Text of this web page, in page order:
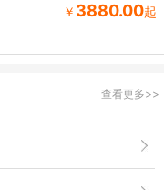
￥ 3880.00起
查看更多>>